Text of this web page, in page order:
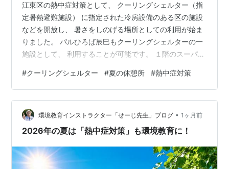
江東区の熱中症対策として、 クーリングシェルター（指
定暑熱避難施設） に指定された冷房設備のある区の施設
などを開放し、 暑さをしのげる場所としての利用が始ま
りました。 パルひろば辰巳もクーリングシェルターの一
施設として、 利用することが可能です。 １階のスーパー
チラシやのぼり旗を設置しています。 ※熱中症特別警戒
アラートが発表されていない場合でも、 夏季期間は
TOKYOクールシェアスポットとして、 暑さをしのぐため
に利用することが可能です。 【パルひろば辰巳】 月～
金：ランチタイム（12:00～14:00） 月・水：フリータイ
#クーリングシェルター #夏の休憩所 #熱中症対策
環境教育インストラクター「せーじ先生」ブログ • 1ヶ月前
2026年の夏は「熱中症対策」も環境教育に！